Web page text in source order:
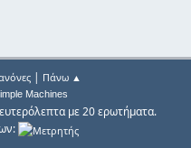
| Πάνω ▲
Machines
με 20 ερωτήματα.